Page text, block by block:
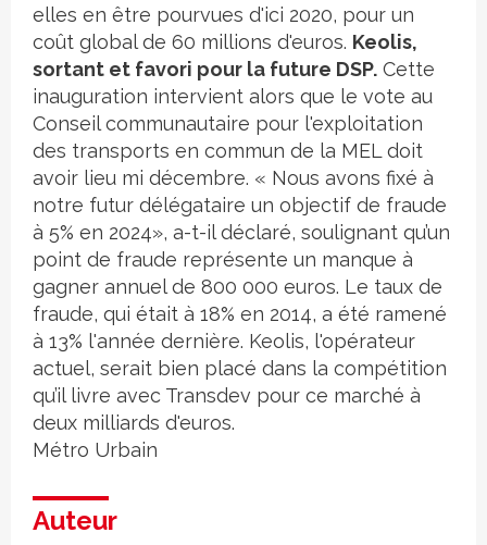
elles en être pourvues d'ici 2020, pour un
coût global de 60 millions d'euros. Keolis,
sortant et favori pour la future DSP. Cette
inauguration intervient alors que le vote au
Conseil communautaire pour l'exploitation
des transports en commun de la MEL doit
avoir lieu mi décembre. « Nous avons fixé à
notre futur délégataire un objectif de fraude
à 5% en 2024», a-t-il déclaré, soulignant qu’un
point de fraude représente un manque à
gagner annuel de 800 000 euros. Le taux de
fraude, qui était à 18% en 2014, a été ramené
à 13% l'année dernière. Keolis, l'opérateur
actuel, serait bien placé dans la compétition
qu’il livre avec Transdev pour ce marché à
deux milliards d'euros.
Métro Urbain
Auteur